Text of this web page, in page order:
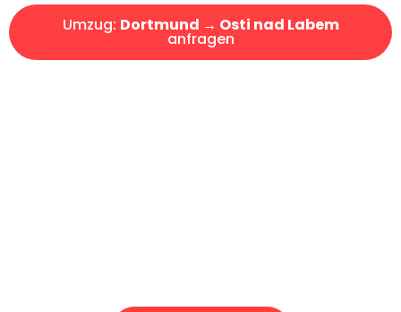
Umzug: Dortmund → Osti nad Labem
anfragen